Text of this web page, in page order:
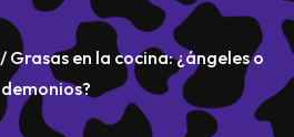
/ Grasas en la cocina: ¿ángeles o
demonios?